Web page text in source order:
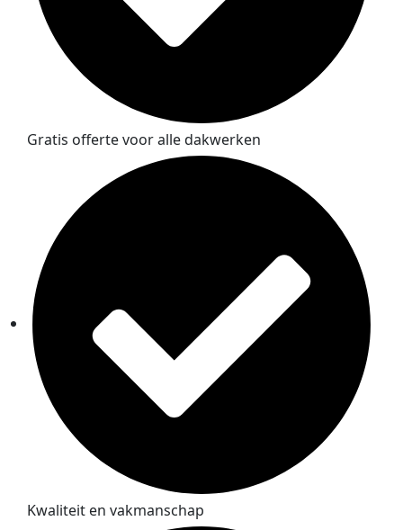
Gratis offerte voor alle dakwerken
Kwaliteit en vakmanschap